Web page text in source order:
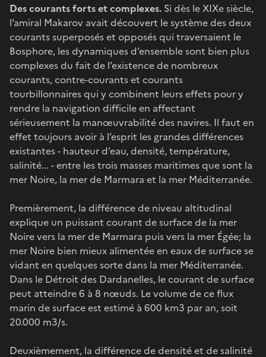
Des courants forts et complexes. Si dès le XIXe siècle,
l’amiral Makarov avait découvert le système des deux
courants superposés et opposés qui traversaient le
Bosphore, les dynamiques d’ensemble sont bien plus
complexes du fait de l’existence de nombreux
courants, contre-courants et courants
tourbillonnaires qui y combinent leurs effets pour y
rendre la navigation difficile en affectant
sérieusement la manœuvrabilité des navires. Il faut en
effet toujours avoir à l’esprit les grandes différences
existantes - hauteur d’eau, densité, température,
salinité... - entre les trois masses maritimes que sont la
mer Noire, la mer de Marmara et la mer Méditerranée.
Premièrement, la différence de niveau altitudinal
explique un puissant courant de surface de la mer
Noire vers la mer de Marmara puis vers la mer Égée; la
mer Noire bien mieux alimentée en eaux de surface se
vidant en quelques sorte dans la mer Méditerranée.
Dans le Détroit des Dardanelles, le courant de surface
peut atteindre 6 à 8 nœuds. Le volume de ce flux
marin de surface est estimé à 600 km3 par an, soit
20.000 m3/s.
Deuxièmement, la différence de densité et de salinité